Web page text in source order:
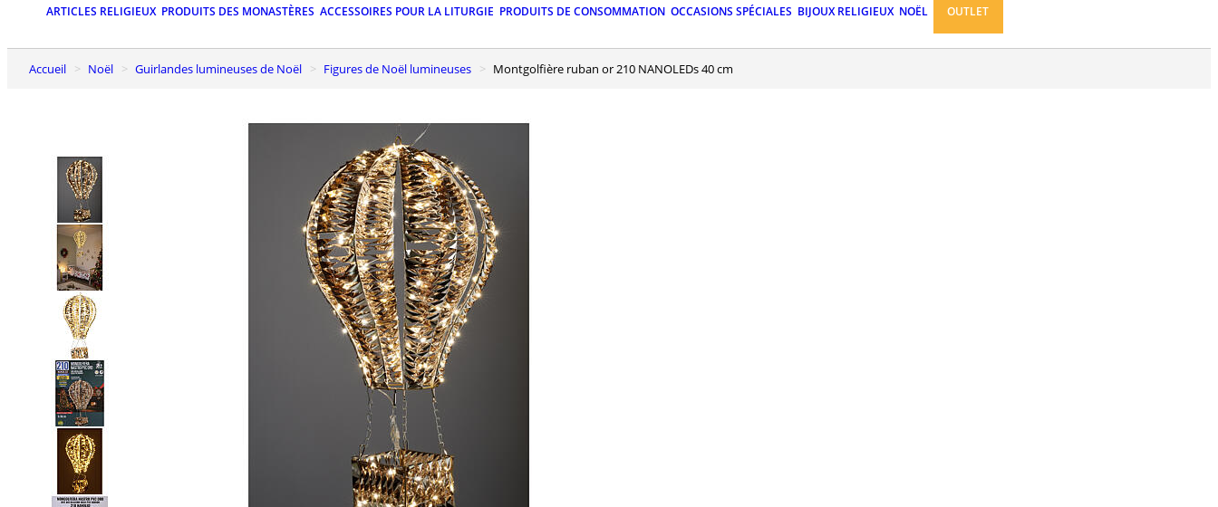
ARTICLES RELIGIEUX PRODUITS DES MONASTÈRES ACCESSOIRES POUR LA LITURGIE PRODUITS DE CONSOMMATION OCCASIONS SPÉCIALES BIJOUX RELIGIEUX NOËL OUTLET
Accueil Noël Guirlandes lumineuses de Noël Figures de Noël lumineuses Montgolfière ruban or 210 NANOLEDs 40 cm
Previous
slide